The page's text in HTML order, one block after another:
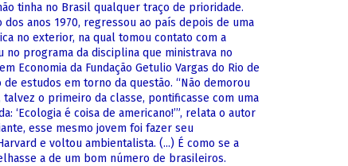
tinha no Brasil qualquer traço de prioridade.
dos anos 1970, regressou ao país depois de uma
no exterior, na qual tomou contato com a
no programa da disciplina que ministrava no
Economia da Fundação Getulio Vargas do Rio de
de estudos em torno da questão. “Não demorou
talvez o primeiro da classe, pontificasse com uma
‘Ecologia é coisa de americano!’”, relata o autor
esse mesmo jovem foi fazer seu
e voltou ambientalista. (...) É como se a
a de um bom número de brasileiros.